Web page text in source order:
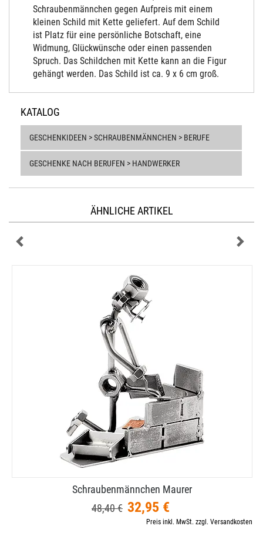
Schraubenmännchen gegen Aufpreis mit einem
kleinen Schild mit Kette geliefert. Auf dem Schild
ist Platz für eine persönliche Botschaft, eine
Widmung, Glückwünsche oder einen passenden
Spruch. Das Schildchen mit Kette kann an die Figur
gehängt werden. Das Schild ist ca. 9 x 6 cm groß.
KATALOG
GESCHENKIDEEN > SCHRAUBENMÄNNCHEN > BERUFE
GESCHENKE NACH BERUFEN > HANDWERKER
ÄHNLICHE ARTIKEL
Schraubenmännchen Maurer
48,40 € 32,95 €
Preis inkl. MwSt. zzgl. Versandkosten